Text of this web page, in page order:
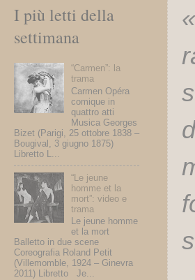
I più letti della
settimana
“Carmen”: la
trama
Carmen Opéra
comique in
quattro atti
Musica Georges
Bizet (Parigi, 25 ottobre 1838 –
Bougival, 3 giugno 1875)
Libretto L...
“Le jeune
homme et la
mort”: video e
trama
Le jeune homme
et la mort
Balletto in due scene
Coreografia Roland Petit
(Villemomble, 1924 – Ginevra
2011) Libretto Je...